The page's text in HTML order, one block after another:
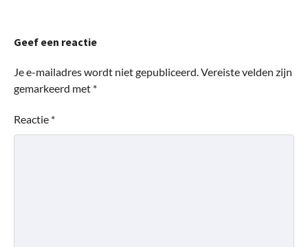
Geef een reactie
Je e-mailadres wordt niet gepubliceerd.Vereiste velden zijn
gemarkeerd met *
Reactie *